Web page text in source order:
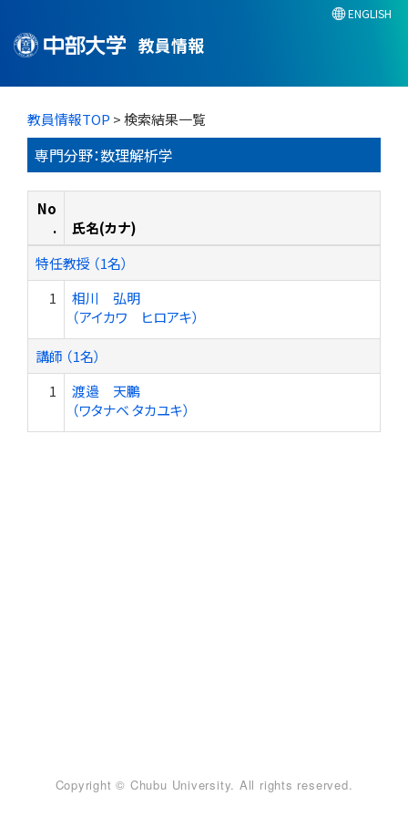
教員情報
ENGLISH
教員情報TOP > 検索結果一覧
専門分野：数理解析学
No
.
氏名(カナ)
特任教授 （1名）
1
相川 弘明
（アイカワ ヒロアキ）
講師 （1名）
1
渡邉 天鵬
（ワタナベ タカユキ）
Copyright © Chubu University. All rights reserved.